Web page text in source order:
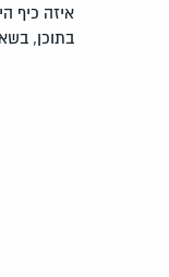
איזה כיף
בתוכן,